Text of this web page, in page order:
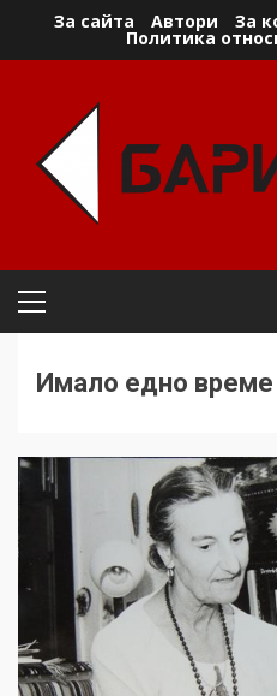
За сайта Автори За
Политика
Primary
Имало едно време